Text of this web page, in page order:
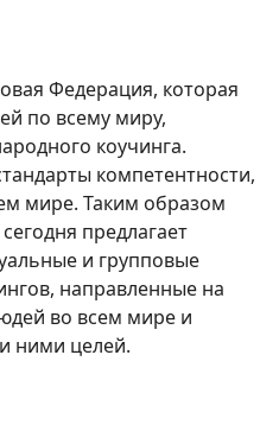
Федерация, которая
по всему миру,
коучинга.
компетентности,
мире. Таким образом
предлагает
и групповые
направленные на
во всем мире и
ними целей.